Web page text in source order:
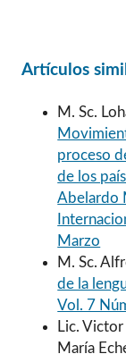
Artículos
M. Sc.
proceso
de los
Abelardo
Marzo
M. Sc.
de la
Vol. 7
Lic.
María